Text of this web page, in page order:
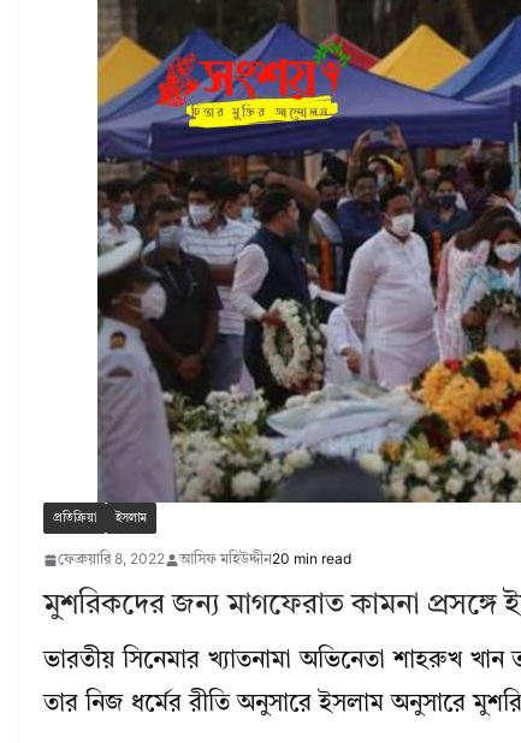
প্রতিক্রিয়া ইসলাম
ফেব্রুয়ারি 8, 2022 আসিফ মহিউদ্দীন20 min read
মুশরিকদের জন্য মাগফেরাত কামনা প্রসঙ্গে
ভারতীয় সিনেমার খ্যাতনামা অভিনেতা শাহরুখ
তার নিজ ধর্মের রীতি অনুসারে ইসলাম অনুসারে